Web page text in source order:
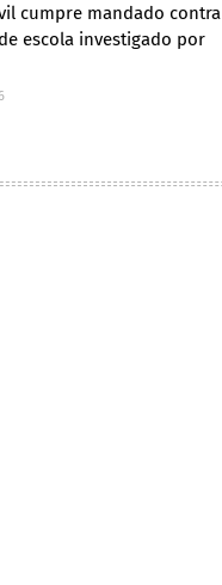
cumpre mandado contra
escola investigado por